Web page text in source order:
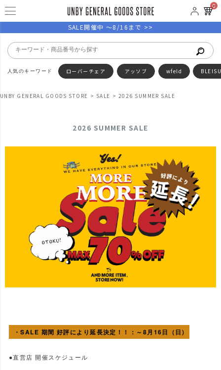
0
SALE開催中 ～8/16まで >>
ローバーチェア アッソブ wfeld
UNBY GENERAL GOODS STORE SALE 2026 SUMMER SALE
2026 SUMMER SALE
・SALE 期間 好評により延長決定！！：～8月16日（日)
●直営店 開催スケジュール